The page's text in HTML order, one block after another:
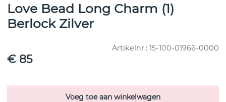
Love Bead Long Charm (1)
Berlock Zilver
Artikelnr.: 15-100-01966-0000
€ 85
Voeg toe aan winkelwagen